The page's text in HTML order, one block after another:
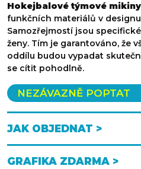
Hokejbalové týmové mikiny
funkčních materiálů v
Samozřejmostí jsou
ženy. Tím je garantováno, že
oddílu budou vypadat
se cítit pohodlně.
NEZÁVAZNĚ POPTAT
JAK OBJEDNAT >
GRAFIKA ZDARMA >